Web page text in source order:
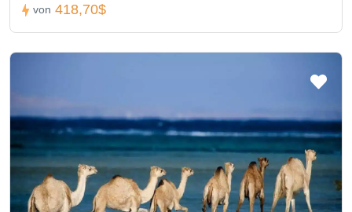
von 418,70$